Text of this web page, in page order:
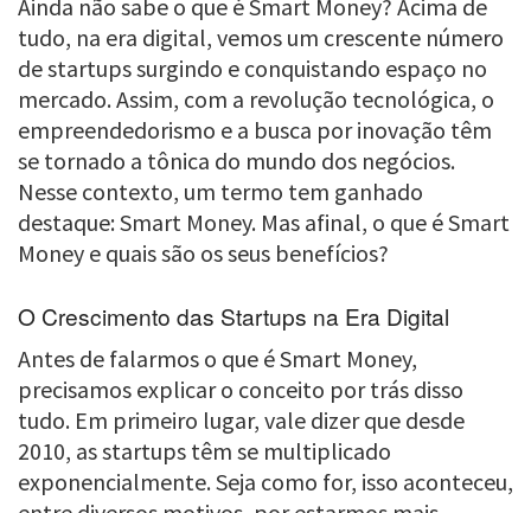
Ainda não sabe o que é Smart Money? Acima de
tudo, na era digital, vemos um crescente número
de startups surgindo e conquistando espaço no
mercado. Assim, com a revolução tecnológica, o
empreendedorismo e a busca por inovação têm
se tornado a tônica do mundo dos negócios.
Nesse contexto, um termo tem ganhado
destaque: Smart Money. Mas afinal, o que é Smart
Money e quais são os seus benefícios?
O Crescimento das Startups na Era Digital
Antes de falarmos o que é Smart Money,
precisamos explicar o conceito por trás disso
tudo. Em primeiro lugar, vale dizer que desde
2010, as startups têm se multiplicado
exponencialmente. Seja como for, isso aconteceu,